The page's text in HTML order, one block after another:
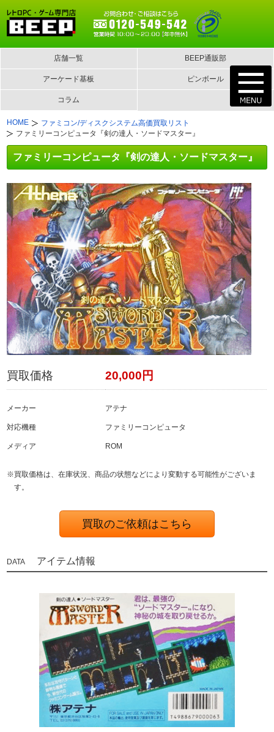
店舗一覧 BEEP通販部
アーケード基板 ピンボール
コラム
HOME
ファミコン/ディスクシステム高価買取リスト
ファミリーコンピュータ『剣の達人・ソードマスター』
ファミリーコンピュータ『剣の達人・ソードマスター』
買取価格 20,000円
メーカー アテナ
対応機種 ファミリーコンピュータ
メディア ROM
※買取価格は、在庫状況、商品の状態などにより変動する可能性がございま
す。
買取のご依頼はこちら
アイテム情報